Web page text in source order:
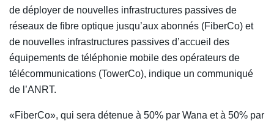
de déployer de nouvelles infrastructures passives de
réseaux de fibre optique jusqu’aux abonnés (FiberCo) et
de nouvelles infrastructures passives d’accueil des
équipements de téléphonie mobile des opérateurs de
télécommunications (TowerCo), indique un communiqué
de l’ANRT.
«FiberCo», qui sera détenue à 50% par Wana et à 50% par